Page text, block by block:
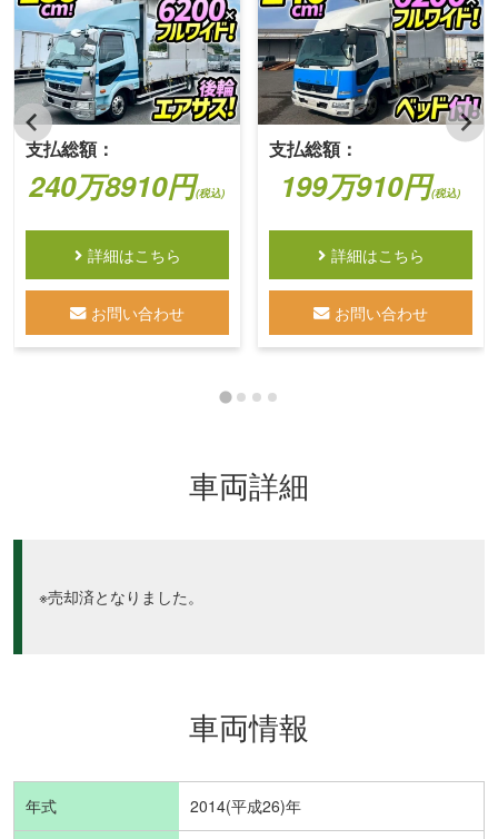
支払総額：
240万8910円(税込)
詳細はこちら
お問い合わせ
支払総額：
199万910円(税込)
詳細はこちら
お問い合わせ
車両詳細
※売却済となりました。
車両情報
年式 2014(平成26)年